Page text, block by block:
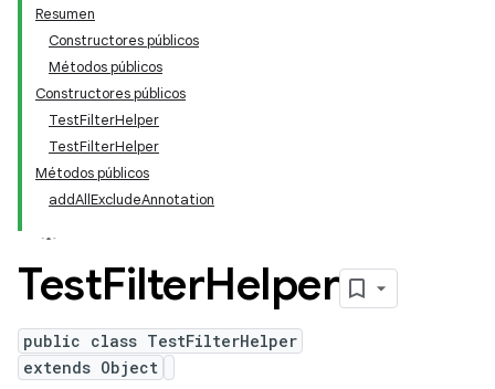
Resumen
Constructores públicos
Métodos públicos
Constructores públicos
TestFilterHelper
TestFilterHelper
Métodos públicos
addAllExcludeAnnotation
TestFilterHelper
public class TestFilterHelper
extends Object